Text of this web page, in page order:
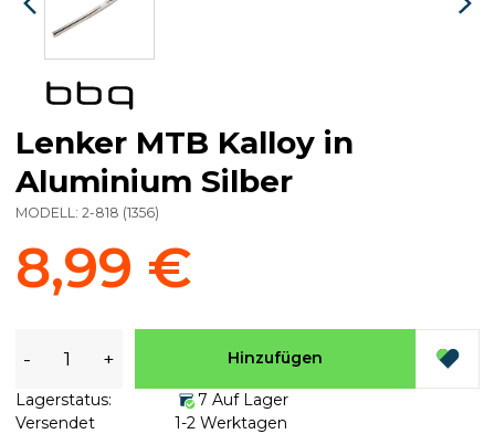
Lenker MTB Kalloy in
Aluminium Silber
MODELL: 2-818 (1356)
8,99 €
- + Hinzufügen
Lagerstatus:
7 Auf Lager
Versendet
1-2 Werktagen